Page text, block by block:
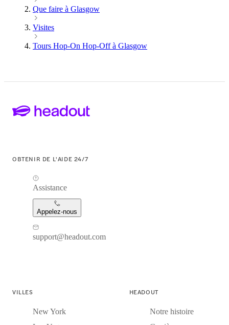
Que faire à Glasgow
Visites
Tours Hop-On Hop-Off à Glasgow
OBTENIR DE L'AIDE 24/7
Assistance
Appelez-nous
support@headout.com
VILLES
New York
HEADOUT
Notre histoire